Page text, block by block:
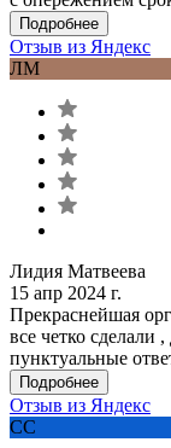
Подробнее
Отзыв из Яндекс
ЛМ
Лидия Матвеева
15 апр 2024 г.
Прекраснейшая
все четко сделали
пунктуальные
Подробнее
Отзыв из Яндекс
СС